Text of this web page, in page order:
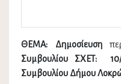
ΘΕΜΑ: Δημοσίευση
Συμβουλίου ΣΧΕΤ: 10/
Συμβουλίου Δήμου